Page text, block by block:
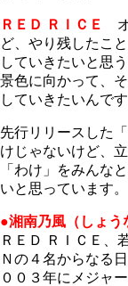
ＲＥＤ ＲＩＣＥ
オ
ど、やり残したこ
していきたいと思
景色に向かって、
していきたいんです
先行リリースした
けじゃないけど、
「わけ」をみんな
いと思っています。
●湘南乃風（しょう
ＲＥＤ ＲＩＣＥ、
Ｎの４名からなる
００３年にメジャ